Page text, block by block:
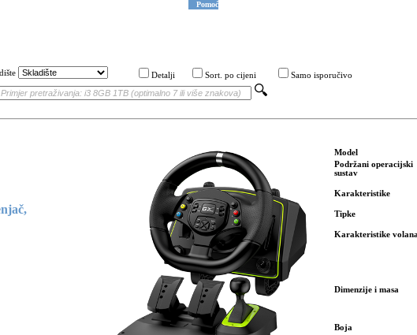
Pomoć
Detalji Sort. po cijeni Samo isporučivo
Model
Podržani operacijski
sustav
Karakteristike
Tipke
Karakteristike volana
Dimenzije i masa
Boja